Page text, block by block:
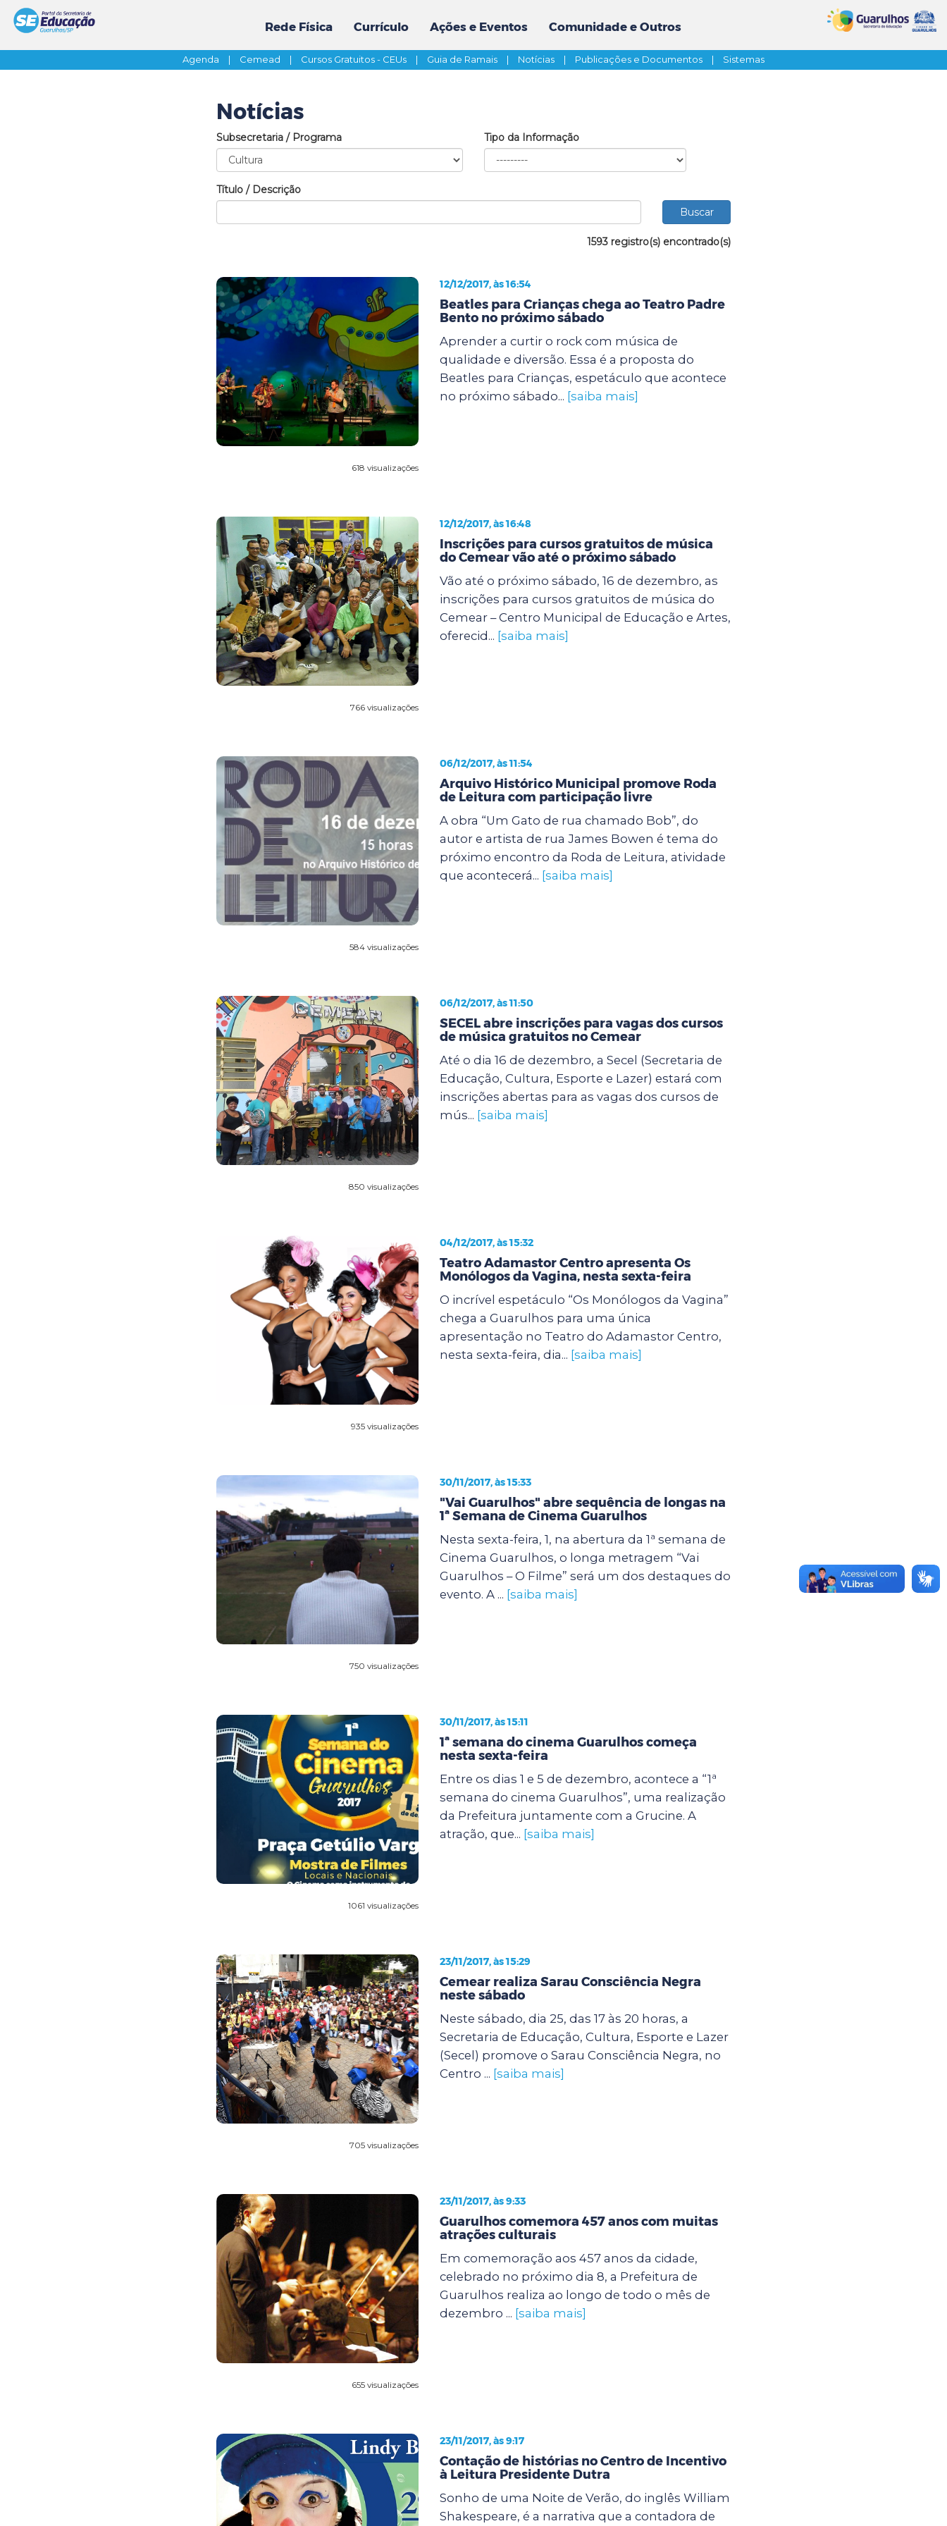
Rede Física Currículo Ações e Eventos Comunidade e Outros
Agenda | Cemead | Cursos Gratuitos - CEUs | Guia de Ramais | Notícias | Publicações e Documentos | Sistemas
Notícias
Subsecretaria / Programa Tipo da Informação
Título / Descrição
1593 registro(s) encontrado(s)
618 visualizações
12/12/2017, às 16:54
Beatles para Crianças chega ao Teatro Padre
Bento no próximo sábado
Aprender a curtir o rock com música de
qualidade e diversão. Essa é a proposta do
Beatles para Crianças, espetáculo que acontece
no próximo sábado... [saiba mais]
766 visualizações
12/12/2017, às 16:48
Inscrições para cursos gratuitos de música
do Cemear vão até o próximo sábado
Vão até o próximo sábado, 16 de dezembro, as
inscrições para cursos gratuitos de música do
Cemear – Centro Municipal de Educação e Artes,
oferecid... [saiba mais]
584 visualizações
06/12/2017, às 11:54
Arquivo Histórico Municipal promove Roda
de Leitura com participação livre
A obra “Um Gato de rua chamado Bob”, do
autor e artista de rua James Bowen é tema do
próximo encontro da Roda de Leitura, atividade
que acontecerá... [saiba mais]
850 visualizações
06/12/2017, às 11:50
SECEL abre inscrições para vagas dos cursos
de música gratuitos no Cemear
Até o dia 16 de dezembro, a Secel (Secretaria de
Educação, Cultura, Esporte e Lazer) estará com
inscrições abertas para as vagas dos cursos de
mús... [saiba mais]
935 visualizações
04/12/2017, às 15:32
Teatro Adamastor Centro apresenta Os
Monólogos da Vagina, nesta sexta-feira
O incrível espetáculo “Os Monólogos da Vagina”
chega a Guarulhos para uma única
apresentação no Teatro do Adamastor Centro,
nesta sexta-feira, dia... [saiba mais]
750 visualizações
30/11/2017, às 15:33
"Vai Guarulhos" abre sequência de longas na
1ª Semana de Cinema Guarulhos
Nesta sexta-feira, 1, na abertura da 1ª semana de
Cinema Guarulhos, o longa metragem “Vai
Guarulhos – O Filme” será um dos destaques do
evento. A ... [saiba mais]
1061 visualizações
30/11/2017, às 15:11
1ª semana do cinema Guarulhos começa
nesta sexta-feira
Entre os dias 1 e 5 de dezembro, acontece a “1ª
semana do cinema Guarulhos”, uma realização
da Prefeitura juntamente com a Grucine. A
atração, que... [saiba mais]
705 visualizações
23/11/2017, às 15:29
Cemear realiza Sarau Consciência Negra
neste sábado
Neste sábado, dia 25, das 17 às 20 horas, a
Secretaria de Educação, Cultura, Esporte e Lazer
(Secel) promove o Sarau Consciência Negra, no
Centro ... [saiba mais]
655 visualizações
23/11/2017, às 9:33
Guarulhos comemora 457 anos com muitas
atrações culturais
Em comemoração aos 457 anos da cidade,
celebrado no próximo dia 8, a Prefeitura de
Guarulhos realiza ao longo de todo o mês de
dezembro ... [saiba mais]
23/11/2017, às 9:17
Contação de histórias no Centro de Incentivo
à Leitura Presidente Dutra
Sonho de uma Noite de Verão, do inglês William
Shakespeare, é a narrativa que a contadora de